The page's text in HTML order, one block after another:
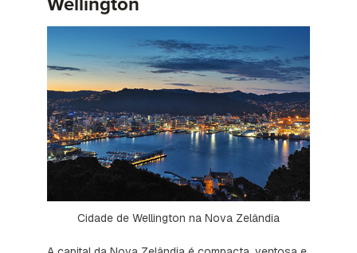
Cidade de Wellington na Nova Zelândia